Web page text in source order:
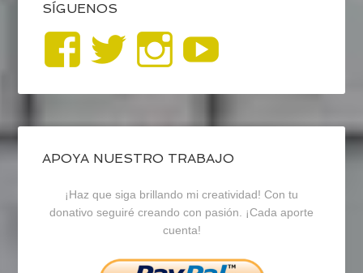
SÍGUENOS
Ver
perfil
de
blogrecursosep
en
Facebook
Ver
perfil
de
recursosep
en
Twitter
Ver
perfil
de
recursosep
en
Instagram
APOYA NUESTRO TRABAJO
¡Haz que siga brillando mi creatividad! Con tu
donativo seguiré creando con pasión. ¡Cada aporte
cuenta!